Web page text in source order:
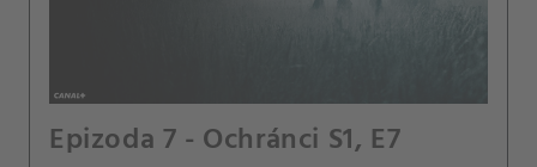
Epizoda 7 - Ochránci S1, E7